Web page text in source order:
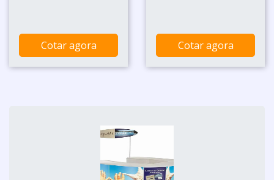
Cotar agora Cotar agora